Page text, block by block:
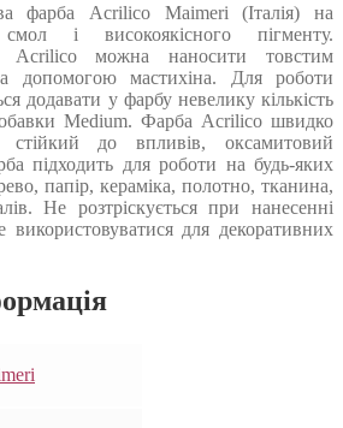
фарба Acrilico Maimeri (Італія) на
і високоякісного пігменту.
Acrilico можна наносити товстим
допомогою мастихіна. Для роботи
додавати у фарбу невелику кількість
Medium. Фарба Acrilico швидко
до впливів, оксамитовий
підходить для роботи на будь-яких
папір, кераміка, полотно, тканина,
Не розтріскується при нанесенні
для декоративних